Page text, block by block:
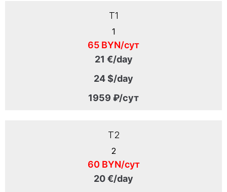
T1
1
65 BYN/сут
21 €/day
24 $/day
1959 ₽/сут
T2
2
60 BYN/сут
20 €/day